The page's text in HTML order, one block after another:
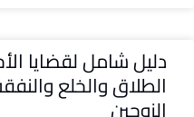
دليل شامل لقضايا
الطلاق والخلع